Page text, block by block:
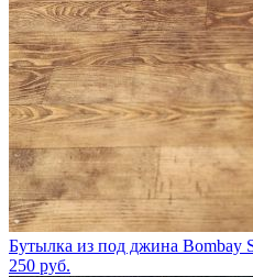
Бутылка из под джина Bombay
250 руб.